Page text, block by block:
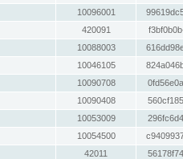
10096001
420091
10088003
10046105
10090708
10090408
10053009
10054500
42011